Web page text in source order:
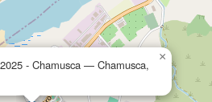
- Chamusca — Chamusca,
×